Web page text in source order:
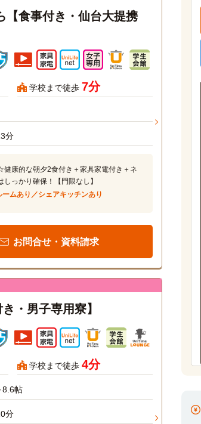
【食事付き・仙台大提携
学校まで徒歩 7分
分
康的な朝夕2食付き＋家具家電付き＋ネ
っかり確保！【門限なし】
ムあり／シェアキッチンあり
お問合せ・資料請求
・男子専用寮】
学校まで徒歩 4分
8.6帖
分